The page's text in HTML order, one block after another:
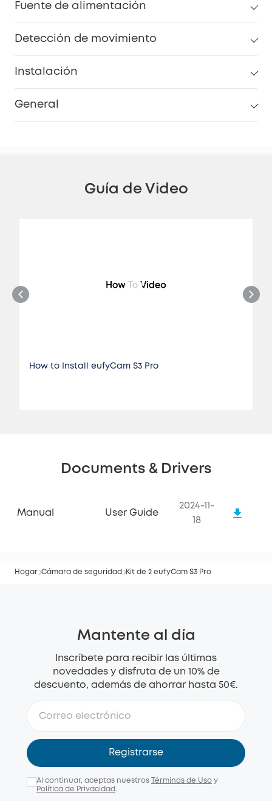
Fuente de alimentación
Detección de movimiento
Instalación
General
Guía de Video
How to Install eufyCam S3 Pro
Documents & Drivers
Manual User Guide
2024-11-
18
Hogar Cámara de seguridad Kit de 2 eufyCam S3 Pro
Mantente al día
Inscríbete para recibir las últimas
novedades y disfruta de un 10% de
descuento, además de ahorrar hasta 50€.
Registrarse
Al continuar, aceptas nuestros Términos de Uso y
Política de Privacidad.